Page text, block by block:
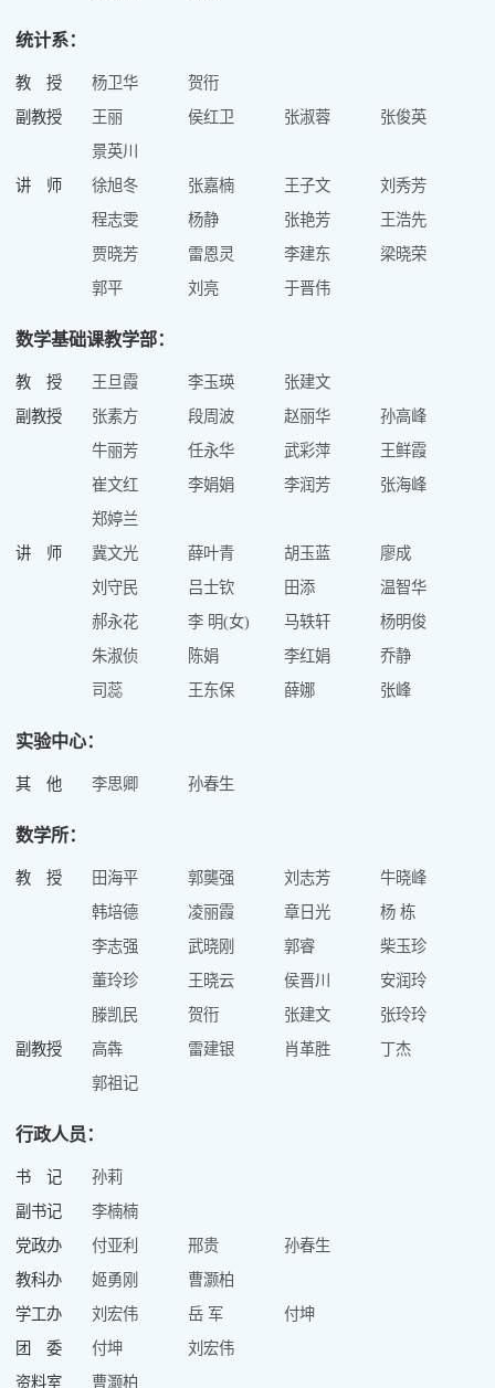
统计系：
教 授 杨卫华
贺衎
副教授
王丽 侯红卫 张淑蓉
张俊英
景英川
讲 师
徐旭冬 张嘉楠 王子文
刘秀芳
程志雯
杨静 张艳芳
王浩先
贾晓芳
雷恩灵 李建东
梁晓荣
郭平
刘亮 于晋伟
数学基础课教学部：
教 授 王旦霞 李玉瑛
张建文
副教授
张素方 段周波 赵丽华
孙高峰
牛丽芳
任永华 武彩萍
王鲜霞
崔文红
李娟娟 李润芳
张海峰
郑婷兰
讲 师
冀文光 薛叶青 胡玉蓝
廖成
刘守民
吕士钦 田添
温智华
郝永花
李 明(女) 马轶轩
杨明俊
朱淑侦
陈娟 李红娟
乔静
司蕊
王东保 薛娜 张峰
实验中心：
其 他 李思卿 孙春生
数学所：
教 授 田海平 郭龑强 刘志芳
牛晓峰
韩培德
凌丽霞 章日光
杨 栋
李志强
武晓刚 郭睿
柴玉珍
董玲珍
王晓云 侯晋川
安润玲
滕凯民
贺衎 张建文
张玲玲
副教授
高犇 雷建银 肖革胜
丁杰
郭祖记
行政人员：
书 记
孙莉
副书记
李楠楠
党政办
付亚利 邢贵
孙春生
教科办
姬勇刚
曹灏柏
学工办
刘宏伟 岳 军
付坤
团 委
付坤
刘宏伟
资料室
曹灏柏